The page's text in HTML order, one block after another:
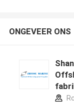
ONGEVEER ONS